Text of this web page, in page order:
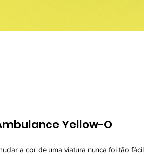
Yellow-O
a cor de uma viatura nunca foi tão fácil